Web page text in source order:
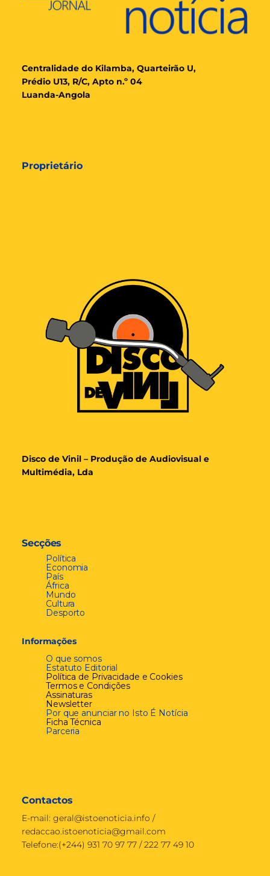
Centralidade do Kilamba, Quarteirão U,
Prédio U13, R/C, Apto n.º 04
Luanda-Angola
Proprietário
Disco de Vinil – Produção de Audiovisual e
Multimédia, Lda
Secções
Política
Economia
País
África
Mundo
Cultura
Desporto
Informações
O que somos
Estatuto Editorial
Política de Privacidade e Cookies
Termos e Condições
Assinaturas
Newsletter
Por que anunciar no Isto É Notícia
Ficha Técnica
Parceria
Contactos
E-mail: geral@istoenoticia.info /
redaccao.istoenoticia@gmail.com
Telefone:(+244) 931 70 97 77 / 222 77 49 10